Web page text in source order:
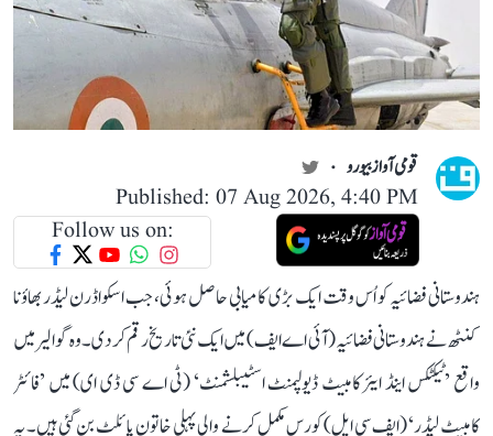
قومی آواز بیورو
Published: 07 Aug 2026, 4:40 PM
Follow us on:
ہندوستانی فضائیہ کو اُس وقت ایک بڑی کامیابی حاصل ہوئی، جب اسکواڈرن لیڈر بھاؤنا
کنٹھ نے ہندوستانی فضائیہ (آئی اے ایف) میں ایک نئی تاریخ رقم کر دی۔ وہ گوالیر میں
واقع ’ٹیکٹکس اینڈ ایئر کامبیٹ ڈیولپمنٹ اسٹیبلشمنٹ‘ (ٹی اے سی ڈی ای) میں ’فائٹر
کامبیٹ لیڈر‘ (ایف سی ایل) کورس مکمل کرنے والی پہلی خاتون پائلٹ بن گئی ہیں۔ یہ